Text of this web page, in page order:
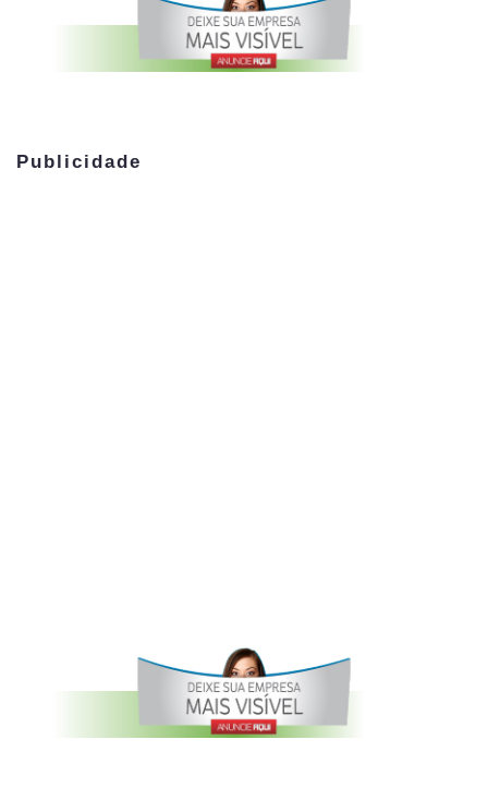
Publicidade